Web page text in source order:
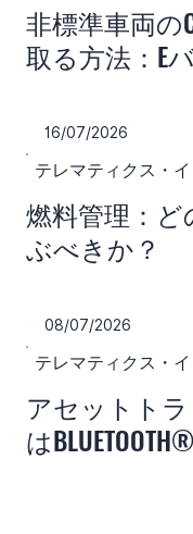
非標準車両の
取る方法：E
16/07/2026
テレマティクス・イ
燃料管理：
ぶべきか？
08/07/2026
テレマティクス・イ
アセットト
は